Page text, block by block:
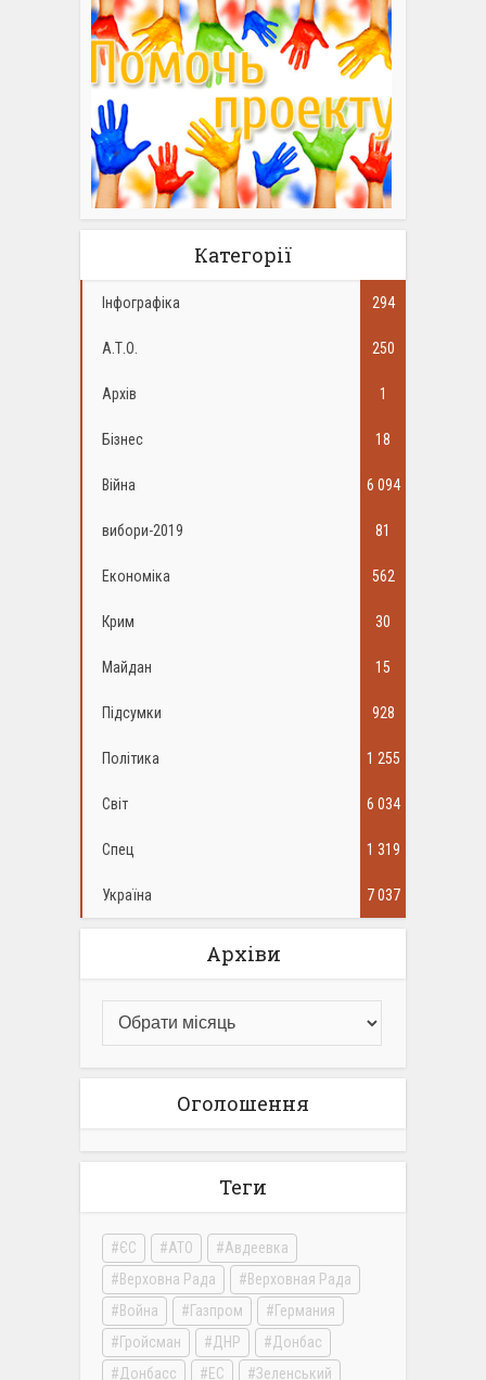
Категорії
Інфографіка 294
А.Т.О. 250
Архів 1
Бізнес 18
Війна 6 094
вибори-2019 81
Економіка 562
Крим 30
Майдан 15
Підсумки 928
Політика 1 255
Світ 6 034
Спец 1 319
Україна 7 037
Архіви
Оголошення
Теги
ЄС АТО
Авдеевка
Верховна Рада
Верховная Рада
Война
Газпром
Германия
Гройсман
ДНР
Донбас
Донбасс
ЕС Зеленський